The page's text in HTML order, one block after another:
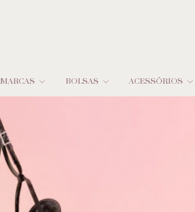
MARCAS BOLSAS ACESSÓRIOS